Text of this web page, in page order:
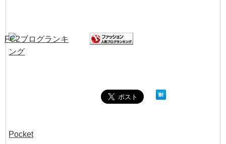
Pocket